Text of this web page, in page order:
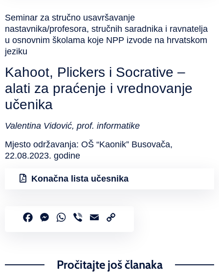
Seminar za stručno usavršavanje
nastavnika/profesora, stručnih saradnika i ravnatelja
u osnovnim školama koje NPP izvode na hrvatskom
jeziku
Kahoot, Plickers i Socrative –
alati za praćenje i vrednovanje
učenika
Valentina Vidović, prof. informatike
Mjesto održavanja: OŠ “Kaonik” Busovača,
22.08.2023. godine
Konačna lista učesnika
FacebookMessenger
WhatsApp
Viber Email
Pročitajte još članaka